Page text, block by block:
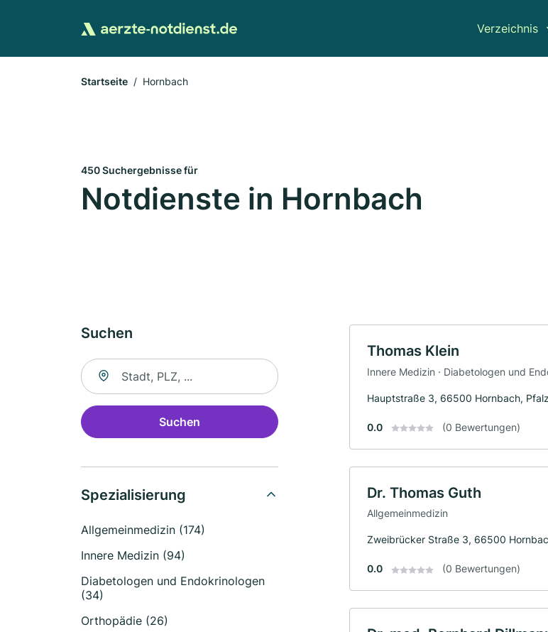
Verzeichnis
Startseite Hornbach
450 Suchergebnisse für
Notdienste in Hornbach
Suchen
Suche nach Ort
Suchen
Spezialisierung
Allgemeinmedizin (174)
Innere Medizin (94)
Diabetologen und Endokrinologen
(34)
Orthopädie (26)
Thomas Klein
Innere Medizin · Diabetologen und
Hauptstraße 3, 66500 Hornbach, Pfalz
0.0 (0 Bewertungen)
Dr. Thomas Guth
Allgemeinmedizin
Zweibrücker Straße 3, 66500
0.0 (0 Bewertungen)